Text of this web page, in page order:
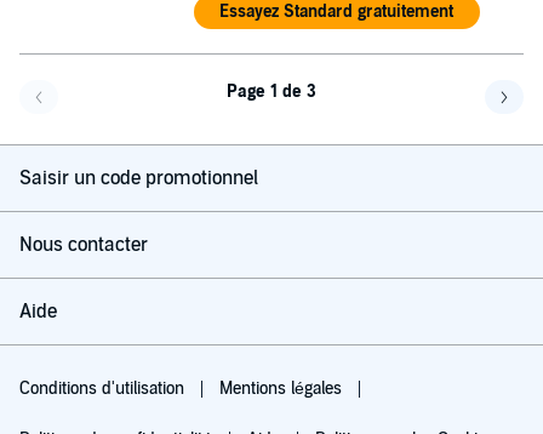
Essayez Standard gratuitement
Page 1 de 3
Saisir un code promotionnel
Nous contacter
Aide
Conditions d'utilisation Mentions légales